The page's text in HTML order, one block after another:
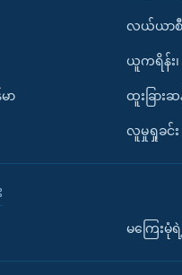
မာ
လယ်ယာစီး
ယူကရိန်း၊
ထူးခြားဆ
လူမှုရှုခင်း
မကြေးမုံ